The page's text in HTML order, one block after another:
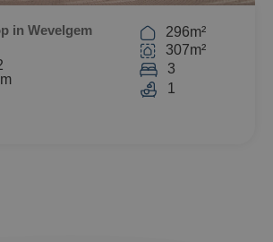
in Wevelgem
296m²
307m²
3
1